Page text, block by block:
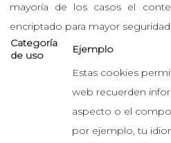
mayoría de los casos el
encriptado para mayor
Categoría
de uso
Ejemplo
Estas cookies
web recuerden
aspecto o el
por ejemplo, tu